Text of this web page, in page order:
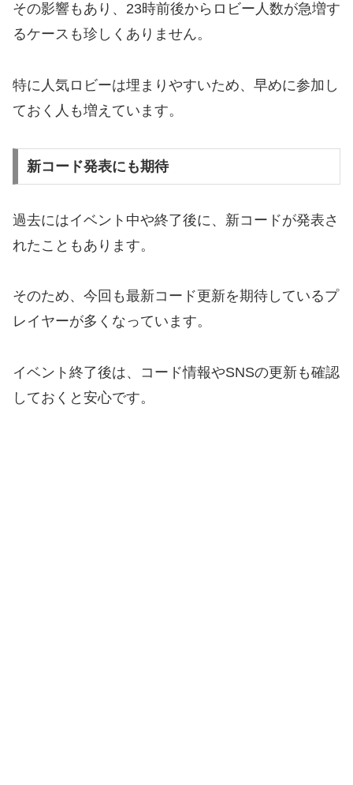
その影響もあり、23時前後からロビー人数が急増す
るケースも珍しくありません。
特に人気ロビーは埋まりやすいため、早めに参加し
ておく人も増えています。
新コード発表にも期待
過去にはイベント中や終了後に、新コードが発表さ
れたこともあります。
そのため、今回も最新コード更新を期待しているプ
レイヤーが多くなっています。
イベント終了後は、コード情報やSNSの更新も確認
しておくと安心です。